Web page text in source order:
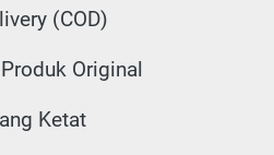
(COD)
Original
Ketat